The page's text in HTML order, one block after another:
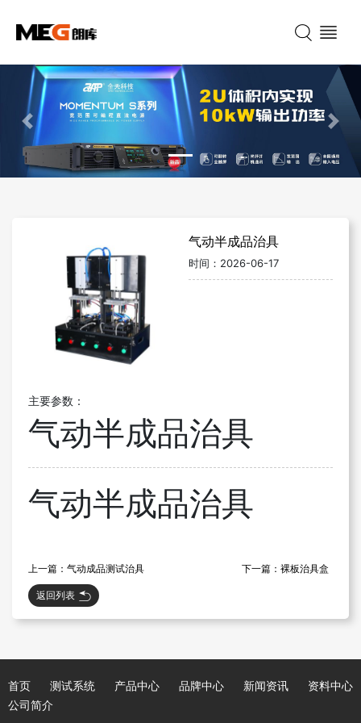
Previous Next
气动半成品治具
时间： 2026-06-17
主要参数：
气动半成品治具
气动半成品治具
上一篇：气动成品测试治具 下一篇：裸板治具盒
返回列表
首页 测试系统 产品中心 品牌中心 新闻资讯
资料中心
公司简介